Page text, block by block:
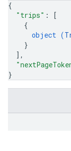
{
"trips" :
[
{
object (
}
] ,
}